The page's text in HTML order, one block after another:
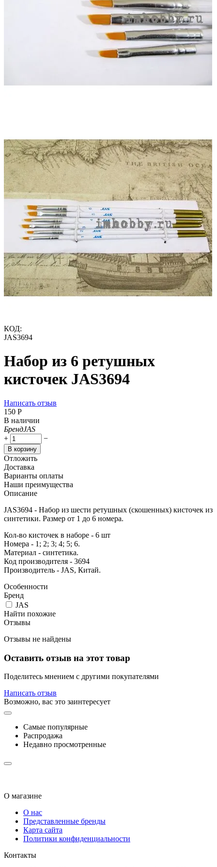
КОД:
JAS3694
Набор из 6 ретушных
кисточек JAS3694
Написать отзыв
‍150‍ Р
В наличии
БрендJAS
+
−
В корзину
Отложить
Доставка
Варианты оплаты
Наши преимущества
Описание
JAS3694 - Набор из шести ретушных (скошенных) кисточек из
синтетики. Размер от 1 до 6 номера.
Кол-во кисточек в наборе - 6 шт
Номера - 1; 2; 3; 4; 5; 6.
Материал - синтетика.
Код производителя - 3694
Производитель - JAS, Китай.
Особенности
Бренд
JAS
Найти похожие
Отзывы
Отзывы не найдены
Оставить отзыв на этот товар
Поделитесь мнением с другими покупателями
Написать отзыв
Возможно, вас это заинтересует
Самые популярные
Распродажа
Недавно просмотренные
О магазине
О нас
Представленные бренды
Карта сайта
Политики конфиденциальности
Контакты